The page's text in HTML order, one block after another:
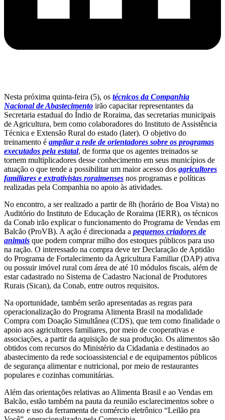
Nesta próxima quinta-feira (5), os técnicos da Companhia
Nacional de Abastecimento irão capacitar representantes da
Secretaria estadual do Índio de Roraima, das secretarias municipais
de Agricultura, bem como colaboradores do Instituto de Assistência
Técnica e Extensão Rural do estado (Iater). O objetivo do
treinamento é ampliar a rede de orientadores sobre os programas
executados pela estatal, de forma que os agentes treinados se
tornem multiplicadores desse conhecimento em seus municípios de
atuação o que tende a possibilitar um maior acesso dos agricultores
familiares e extrativistas roraimenses nos programas e políticas
realizadas pela Companhia no apoio às atividades.
No encontro, a ser realizado a partir de 8h (horário de Boa Vista) no
Auditório do Instituto de Educação de Roraima (IERR), os técnicos
da Conab irão explicar o funcionamento do Programa de Vendas em
Balcão (ProVB). A ação é direcionada a pequenos criadores de
animais que podem comprar milho dos estoques públicos para uso
na ração. O interessado na compra deve ter Declaração de Aptidão
do Programa de Fortalecimento da Agricultura Familiar (DAP) ativa
ou possuir imóvel rural com área de até 10 módulos fiscais, além de
estar cadastrado no Sistema de Cadastro Nacional de Produtores
Rurais (Sican), da Conab, entre outros requisitos.
Na oportunidade, também serão apresentadas as regras para
operacionalização do Programa Alimenta Brasil na modalidade
Compra com Doação Simultânea (CDS), que tem como finalidade o
apoio aos agricultores familiares, por meio de cooperativas e
associações, a partir da aquisição de sua produção. Os alimentos são
obtidos com recursos do Ministério da Cidadania e destinados ao
abastecimento da rede socioassistencial e de equipamentos públicos
de segurança alimentar e nutricional, por meio de restaurantes
populares e cozinhas comunitárias.
Além das orientações relativas ao Alimenta Brasil e ao Vendas em
Balcão, estão também na pauta da reunião esclarecimentos sobre o
acesso e uso da ferramenta de comércio eletrônico “Leilão pra